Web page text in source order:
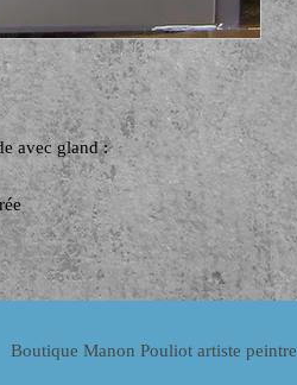
avec gland :
Boutique Manon Pouliot artiste peintre